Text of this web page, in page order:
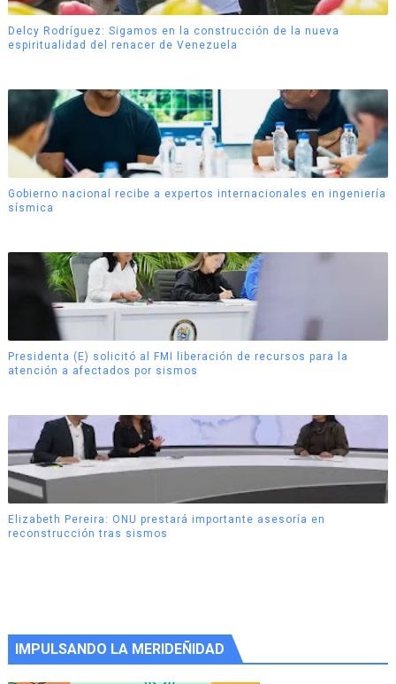
Delcy Rodríguez: Sigamos en la construcción de la nueva
espiritualidad del renacer de Venezuela
Gobierno nacional recibe a expertos internacionales en ingeniería
sísmica
Presidenta (E) solicitó al FMI liberación de recursos para la
atención a afectados por sismos
Elizabeth Pereira: ONU prestará importante asesoría en
reconstrucción tras sismos
IMPULSANDO LA MERIDEÑIDAD